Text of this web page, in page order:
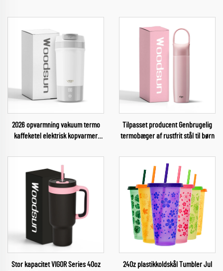
2026 opvarmning vakuum termo
kaffeketel elektrisk kopvarmer
Tilpasset producent Genbrugelig
termobæger af rustfrit stål til børn
Stor kapacitet VIGOR Series 40oz
24Oz plastikkoldskål Tumbler Jul